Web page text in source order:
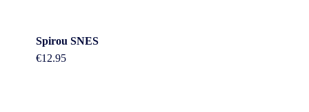
Spirou SNES
€12.95